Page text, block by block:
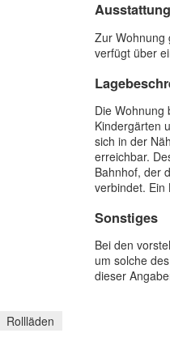
Ausstattung
Zur Wohnung
verfügt über
Die Wohnung
Kindergärten
sich in der
erreichbar.
Bahnhof, der
verbindet. Ein
Sonstiges
Bei den
um solche
dieser
Rollläden